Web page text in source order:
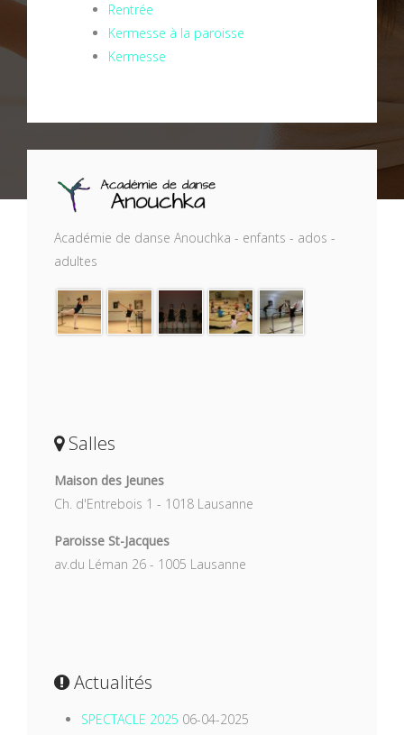
Rentrée
Kermesse à la paroisse
Kermesse
Académie de danse Anouchka - enfants - ados -
adultes
Salles
Maison des Jeunes
Ch. d'Entrebois 1 - 1018 Lausanne
Paroisse St-Jacques
av.du Léman 26 - 1005 Lausanne
Actualités
SPECTACLE 2025 06-04-2025